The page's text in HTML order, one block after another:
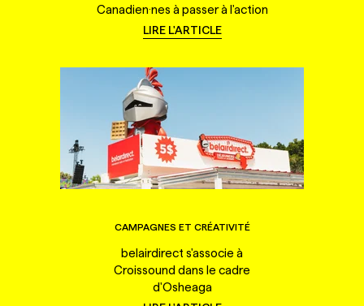
Canadien·nes à passer à l'action
LIRE L'ARTICLE
CAMPAGNES ET CRÉATIVITÉ
belairdirect s'associe à
Croissound dans le cadre
d'Osheaga